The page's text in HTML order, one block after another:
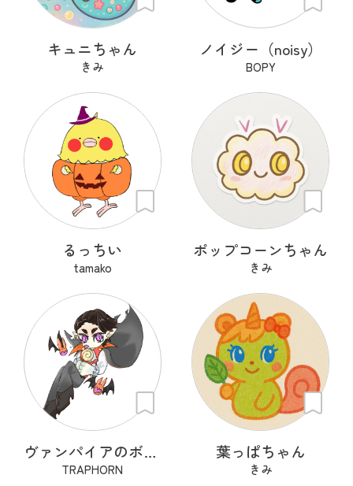
キュニちゃん
きみ
ノイジー（noisy）
BOPY
るっちい
tamako
ポップコーンちゃん
きみ
ヴァンパイアのボンボナ
TRAPHORN
葉っぱちゃん
きみ